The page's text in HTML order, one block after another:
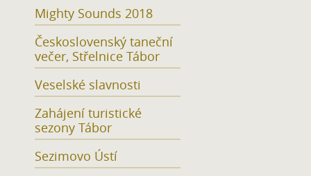
Mighty Sounds 2018
Československý taneční
večer, Střelnice Tábor
Veselské slavnosti
Zahájení turistické
sezony Tábor
Sezimovo Ústí